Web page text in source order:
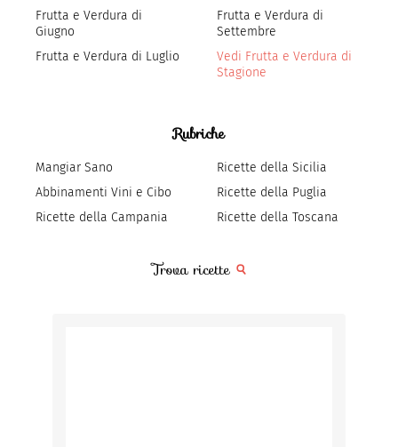
Frutta e Verdura di
Giugno
Frutta e Verdura di Luglio
Frutta e Verdura di
Settembre
Vedi Frutta e Verdura di
Stagione
Rubriche
Mangiar Sano
Abbinamenti Vini e Cibo
Ricette della Campania
Ricette della Sicilia
Ricette della Puglia
Ricette della Toscana
Trova ricette